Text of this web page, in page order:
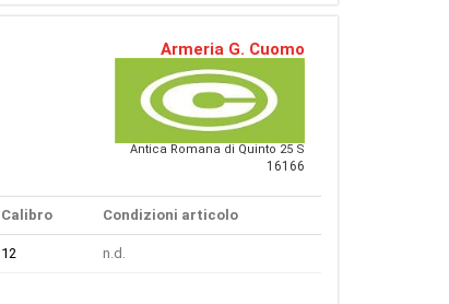
Armeria G. Cuomo
Antica Romana di Quinto 25 S
16166
Calibro Condizioni articolo
12 n.d.